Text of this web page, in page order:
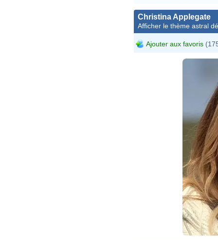
Christina Applegate
Afficher le thème astral
Ajouter aux favoris